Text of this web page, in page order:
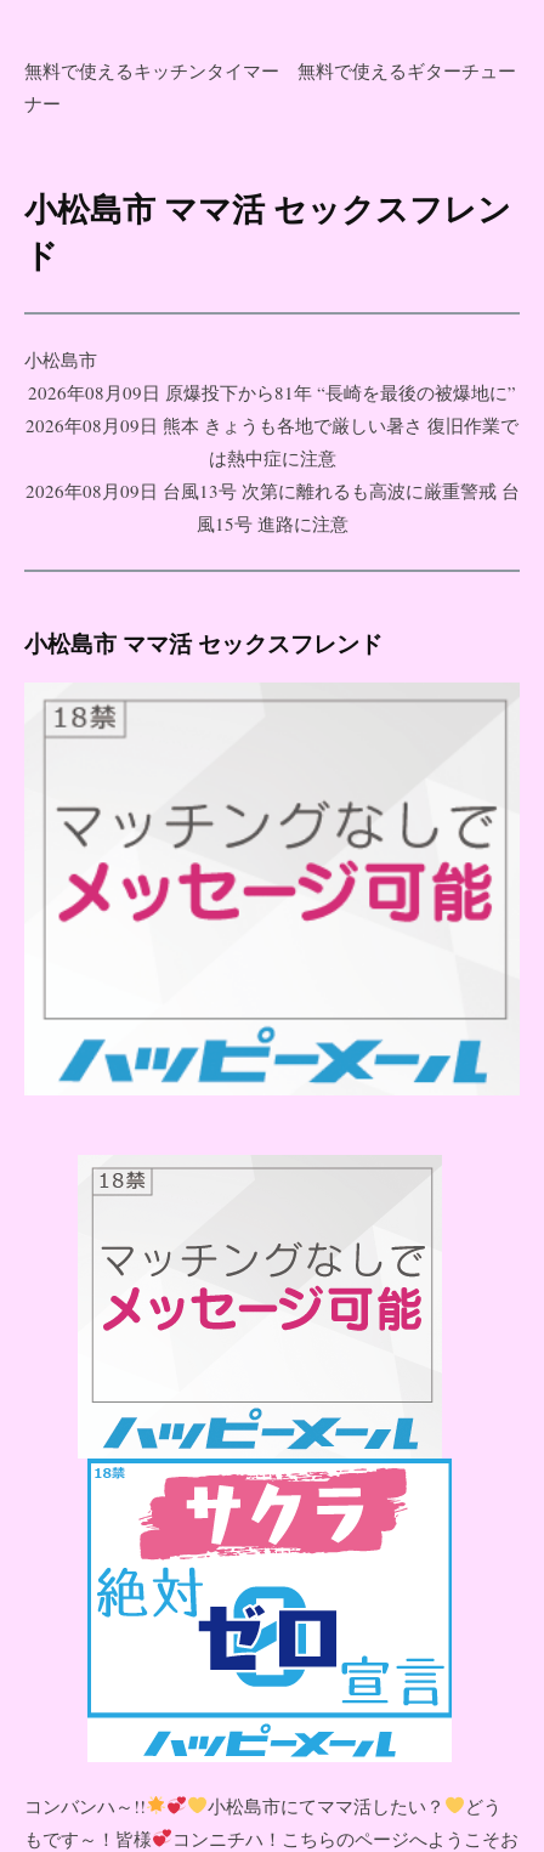
無料で使えるキッチンタイマー
無料で使えるギターチュー
ナー
コ
テ
へ
ス
キ
プ
小松島市 ママ活 セックスフレン
ド
小松島市
2026年08月09日 原爆投下から81年 “長崎を最後の被爆地に”
2026年08月09日 熊本 きょうも各地で厳しい暑さ 復旧作業で
は熱中症に注意
2026年08月09日 台風13号 次第に離れるも高波に厳重警戒 台
風15号 進路に注意
小松島市 ママ活 セックスフレンド
コンバンハ～!! 小松島市にてママ活したい？
どう
もです～！皆様
コンニチハ！こちらのページへようこそお